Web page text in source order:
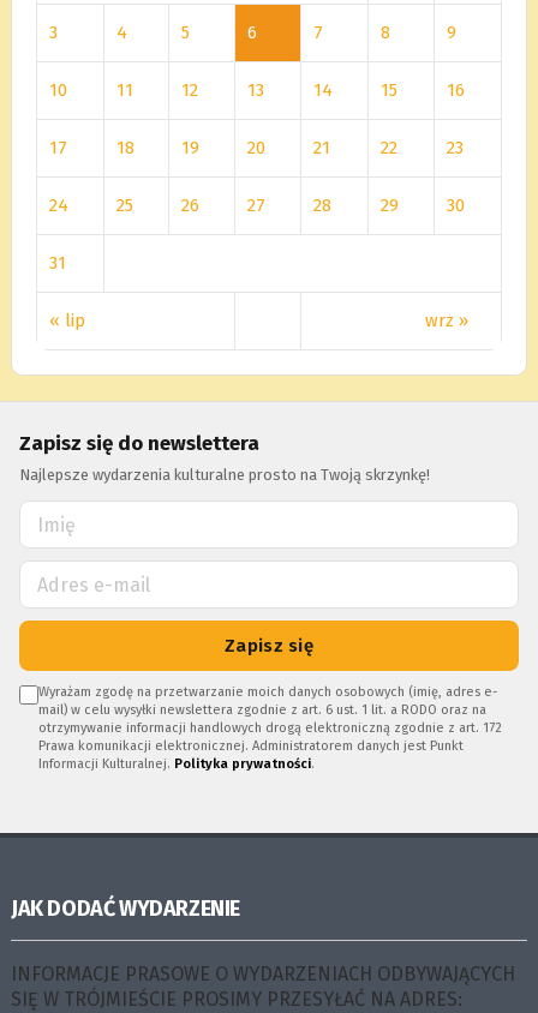
« lip wrz »
3 4 5 6 7 8 9
10 11 12 13 14 15 16
17 18 19 20 21 22 23
24 25 26 27 28 29 30
31
Zapisz się do newslettera
Najlepsze wydarzenia kulturalne prosto na Twoją skrzynkę!
Zapisz się
Wyrażam zgodę na przetwarzanie moich danych osobowych (imię, adres e-
mail) w celu wysyłki newslettera zgodnie z art. 6 ust. 1 lit. a RODO oraz na
otrzymywanie informacji handlowych drogą elektroniczną zgodnie z art. 172
Prawa komunikacji elektronicznej. Administratorem danych jest Punkt
Informacji Kulturalnej. Polityka prywatności.
JAK DODAĆ WYDARZENIE
INFORMACJE PRASOWE O WYDARZENIACH ODBYWAJĄCYCH
SIĘ W TRÓJMIEŚCIE PROSIMY PRZESYŁAĆ NA ADRES: